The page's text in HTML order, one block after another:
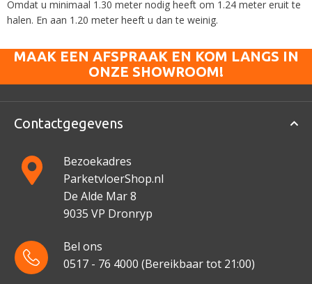
Omdat u minimaal 1.30 meter nodig heeft om 1.24 meter eruit te
halen. En aan 1.20 meter heeft u dan te weinig.
MAAK EEN AFSPRAAK EN KOM LANGS IN
ONZE SHOWROOM!
Contactgegevens
Bezoekadres
ParketvloerShop.nl
De Alde Mar 8
9035 VP Dronryp
Bel ons
0517 - 76 4000 (Bereikbaar tot 21:00)